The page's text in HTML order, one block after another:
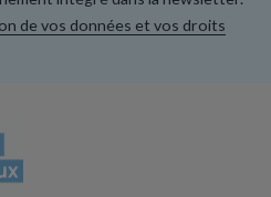
de vos données et vos droits